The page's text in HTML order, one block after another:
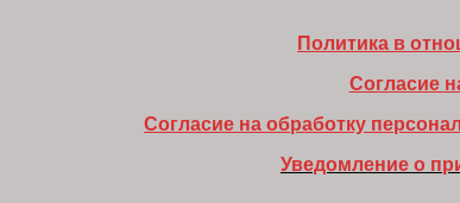
Политика в
Согласие
Согласие на обработку
Уведомление о